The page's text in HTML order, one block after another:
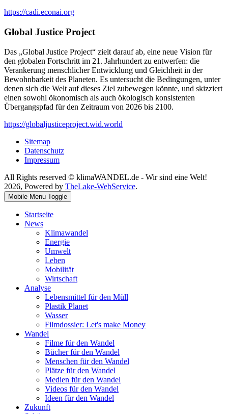
https://cadi.econai.org
Global Justice Project
Das „Global Justice Project“ zielt darauf ab, eine neue Vision für
den globalen Fortschritt im 21. Jahrhundert zu entwerfen: die
Verankerung menschlicher Entwicklung und Gleichheit in der
Bewohnbarkeit des Planeten. Es untersucht die Bedingungen, unter
denen sich die Welt auf dieses Ziel zubewegen könnte, und skizziert
einen sowohl ökonomisch als auch ökologisch konsistenten
Übergangspfad für den Zeitraum von 2026 bis 2100.
https://globaljusticeproject.wid.world
Sitemap
Datenschutz
Impressum
All Rights reserved © klimaWANDEL.de - Wir sind eine Welt!
2026, Powered by TheLake-WebService.
Mobile Menu Toggle
Startseite
News
Klimawandel
Energie
Umwelt
Leben
Mobilität
Wirtschaft
Analyse
Lebensmittel für den Müll
Plastik Planet
Wasser
Filmdossier: Let's make Money
Wandel
Filme für den Wandel
Bücher für den Wandel
Menschen für den Wandel
Plätze für den Wandel
Medien für den Wandel
Videos für den Wandel
Ideen für den Wandel
Zukunft